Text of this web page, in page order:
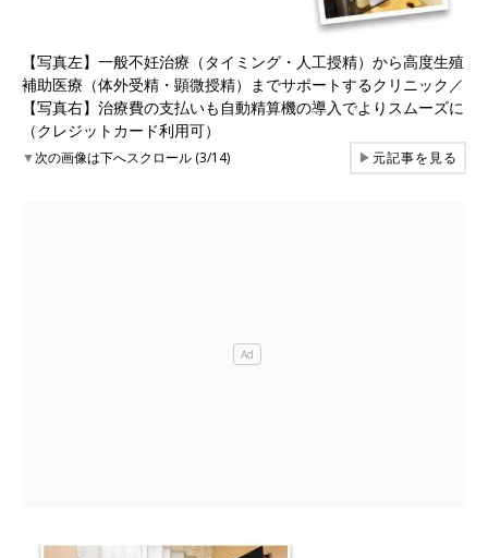
【写真左】一般不妊治療（タイミング・人工授精）から高度生殖
補助医療（体外受精・顕微授精）までサポートするクリニック／
【写真右】治療費の支払いも自動精算機の導入でよりスムーズに
（クレジットカード利用可）
▼次の画像は下へスクロール (3/14) ▶元記事を見る